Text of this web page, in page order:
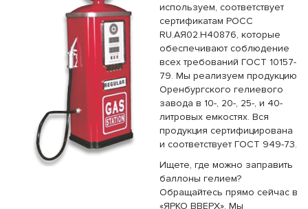
используем, соответствует
сертификатам РОСС
RU.AЯ02.Н40876, которые
обеспечивают соблюдение
всех требований ГОСТ 10157-
79. Мы реализуем продукцию
Оренбургского гелиевого
завода в 10-, 20-, 25-, и 40-
литровых емкостях. Вся
продукция сертифицирована
и соответствует ГОСТ 949-73.
Ищете, где можно заправить
баллоны гелием?
Обращайтесь прямо сейчас в
«ЯРКО ВВЕРХ». Мы